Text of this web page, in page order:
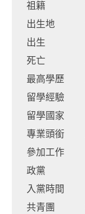
祖籍
出生地
出生
死亡
最高學歷
留學經驗
留學國家
專業頭銜
參加工作
政黨
入黨時間
共青團